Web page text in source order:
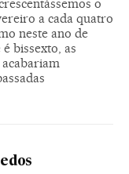
o
a cada quatro
neste ano de
é bissexto, as
acabariam